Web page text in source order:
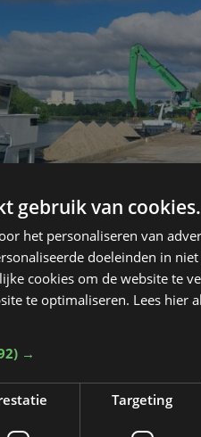
is het kanaal
van het einde van
gebruik van cookies.
het personaliseren van
doeleinden in
cookies om de website te
te optimaliseren. Lees hier
→
Targeting